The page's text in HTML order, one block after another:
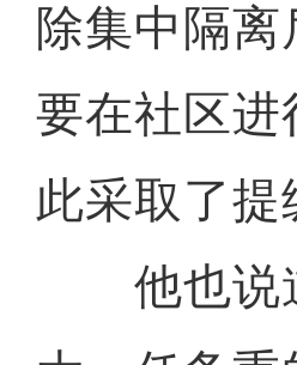
除集中隔
要在社区
此采取了
他也说道